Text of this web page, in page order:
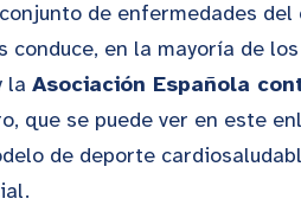
de enfermedades
conduce, en la mayoría de
la Asociación Española
que se puede ver en este
de deporte